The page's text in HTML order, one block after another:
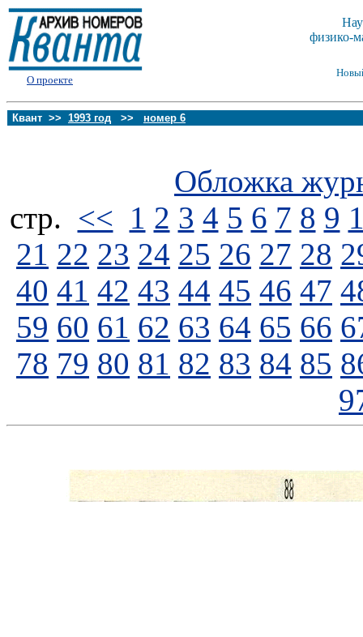
О проекте
физико-
Квант >> 1993 год >> номер 6
Обложка
стp. << 1 2 3 4 5 6 7 8 9
21 22 23 24 25 26 27 28
40 41 42 43 44 45 46 47
59 60 61 62 63 64 65 66
78 79 80 81 82 83 84 85